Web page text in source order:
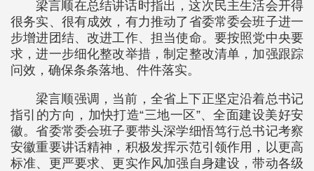
梁言顺在总结讲话时指出，这次民主生活会开得
很务实、很有成效，有力推动了省委常委会班子进一
步增进团结、改进工作、担当使命。要按照党中央要
求，进一步细化整改举措，制定整改清单，加强跟踪
问效，确保条条落地、件件落实。
梁言顺强调，当前，全省上下正坚定沿着总书记
指引的方向，加快打造“三地一区”、全面建设美好安
徽。省委常委会班子要带头深学细悟笃行总书记考察
安徽重要讲话精神，积极发挥示范引领作用，以更高
标准、更严要求、更实作风加强自身建设，带动各级